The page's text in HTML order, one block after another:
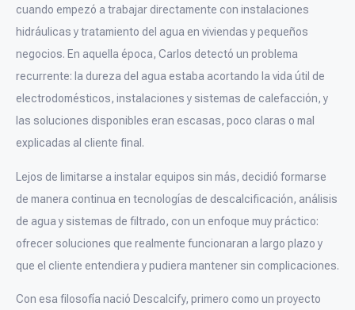
cuando empezó a trabajar directamente con instalaciones
hidráulicas y tratamiento del agua en viviendas y pequeños
negocios. En aquella época, Carlos detectó un problema
recurrente: la dureza del agua estaba acortando la vida útil de
electrodomésticos, instalaciones y sistemas de calefacción, y
las soluciones disponibles eran escasas, poco claras o mal
explicadas al cliente final.
Lejos de limitarse a instalar equipos sin más, decidió formarse
de manera continua en tecnologías de descalcificación, análisis
de agua y sistemas de filtrado, con un enfoque muy práctico:
ofrecer soluciones que realmente funcionaran a largo plazo y
que el cliente entendiera y pudiera mantener sin complicaciones.
Con esa filosofía nació Descalcify, primero como un proyecto